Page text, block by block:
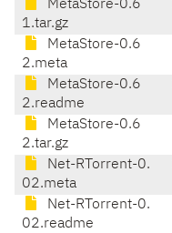
MetaStore-0.6
1.tar.gz
MetaStore-0.6
2.meta
MetaStore-0.6
2.readme
MetaStore-0.6
2.tar.gz
Net-RTorrent-0.
02.meta
Net-RTorrent-0.
02.readme